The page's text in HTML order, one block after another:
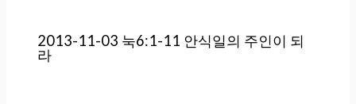
2013-11-03 눅6:1-11 안식일의 주인이 되
라